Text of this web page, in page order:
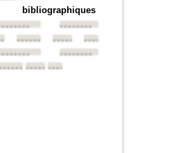
••••••••
•••••••• ••••••••••••••••
••••••••
••••••••••••••••